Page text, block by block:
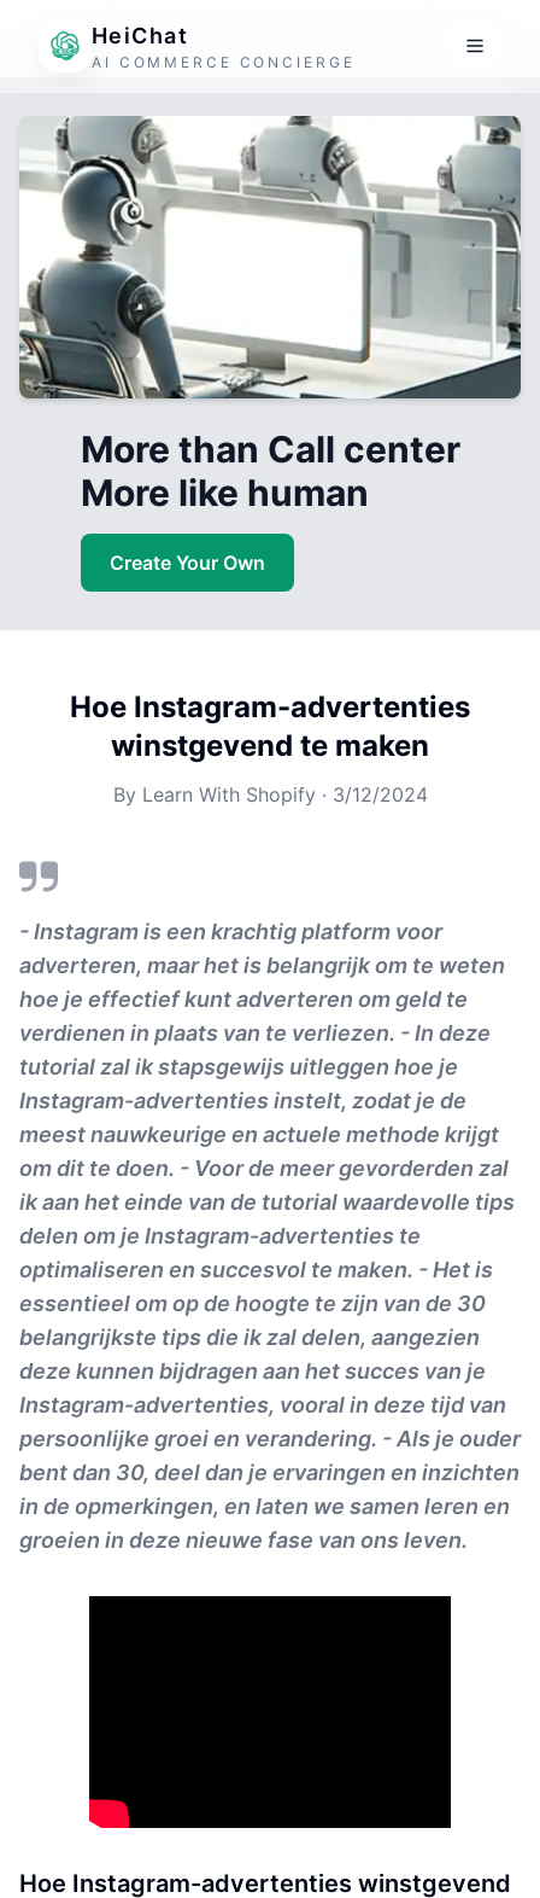
HeiChat
AI COMMERCE CONCIERGE
More than Call center
More like human
Create Your Own
Hoe Instagram-advertenties
winstgevend te maken
By Learn With Shopify · 3/12/2024
- Instagram is een krachtig platform voor
adverteren, maar het is belangrijk om te weten
hoe je effectief kunt adverteren om geld te
verdienen in plaats van te verliezen. - In deze
tutorial zal ik stapsgewijs uitleggen hoe je
Instagram-advertenties instelt, zodat je de
meest nauwkeurige en actuele methode krijgt
om dit te doen. - Voor de meer gevorderden zal
ik aan het einde van de tutorial waardevolle tips
delen om je Instagram-advertenties te
optimaliseren en succesvol te maken. - Het is
essentieel om op de hoogte te zijn van de 30
belangrijkste tips die ik zal delen, aangezien
deze kunnen bijdragen aan het succes van je
Instagram-advertenties, vooral in deze tijd van
persoonlijke groei en verandering. - Als je ouder
bent dan 30, deel dan je ervaringen en inzichten
in de opmerkingen, en laten we samen leren en
groeien in deze nieuwe fase van ons leven.
Hoe Instagram-advertenties winstgevend